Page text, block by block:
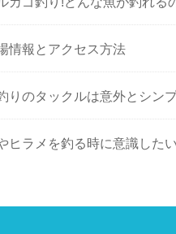
情報とアクセス方法
りのタックルは意外とシン
ヒラメを釣る時に意識した